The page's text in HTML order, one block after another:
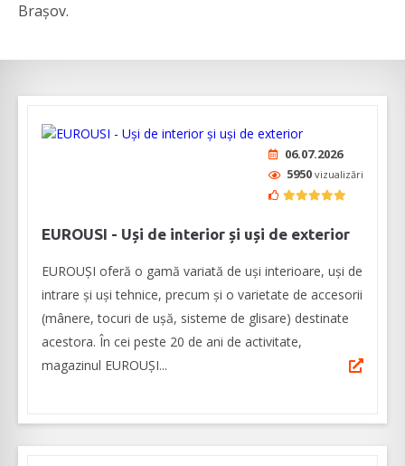
Brașov.
06.07.2026
5950 vizualizări
EUROUSI - Uși de interior și uși de exterior
EUROUȘI oferă o gamă variată de uși interioare, uşi de
intrare şi uşi tehnice, precum și o varietate de accesorii
(mânere, tocuri de ușă, sisteme de glisare) destinate
acestora. În cei peste 20 de ani de activitate,
magazinul EUROUŞI...